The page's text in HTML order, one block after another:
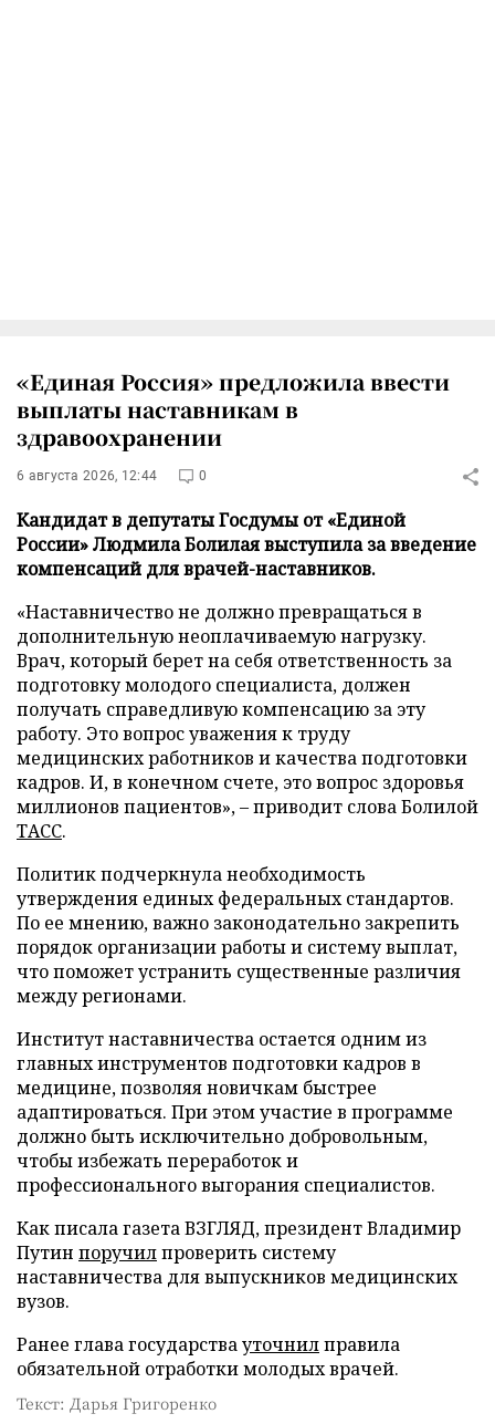
«Единая Россия» предложила ввести
выплаты наставникам в
здравоохранении
6 августа 2026, 12:44 0
Кандидат в депутаты Госдумы от «Единой
России» Людмила Болилая выступила за введение
компенсаций для врачей-наставников.
«Наставничество не должно превращаться в
дополнительную неоплачиваемую нагрузку.
Врач, который берет на себя ответственность за
подготовку молодого специалиста, должен
получать справедливую компенсацию за эту
работу. Это вопрос уважения к труду
медицинских работников и качества подготовки
кадров. И, в конечном счете, это вопрос здоровья
миллионов пациентов», – приводит слова Болилой
ТАСС.
Политик подчеркнула необходимость
утверждения единых федеральных стандартов.
По ее мнению, важно законодательно закрепить
порядок организации работы и систему выплат,
что поможет устранить существенные различия
между регионами.
Институт наставничества остается одним из
главных инструментов подготовки кадров в
медицине, позволяя новичкам быстрее
адаптироваться. При этом участие в программе
должно быть исключительно добровольным,
чтобы избежать переработок и
профессионального выгорания специалистов.
Как писала газета ВЗГЛЯД, президент Владимир
Путин поручилпроверить систему
наставничества для выпускников медицинских
вузов.
Ранее глава государствауточнилправила
обязательной отработки молодых врачей.
Текст: Дарья Григоренко